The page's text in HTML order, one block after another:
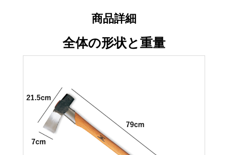
商品詳細
全体の形状と重量